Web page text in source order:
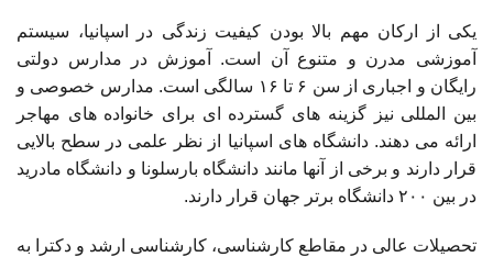
یکی از ارکان مهم بالا بودن کیفیت زندگی در اسپانیا، سیستم
آموزشی مدرن و متنوع آن است. آموزش در مدارس دولتی
رایگان و اجباری از سن ۶ تا ۱۶ سالگی است. مدارس خصوصی و
بین المللی نیز گزینه های گسترده ای برای خانواده های مهاجر
ارائه می دهند. دانشگاه های اسپانیا از نظر علمی در سطح بالایی
قرار دارند و برخی از آنها مانند دانشگاه بارسلونا و دانشگاه مادرید
در بین ۲۰۰ دانشگاه برتر جهان قرار دارند.
تحصیلات عالی در مقاطع کارشناسی، کارشناسی ارشد و دکترا به